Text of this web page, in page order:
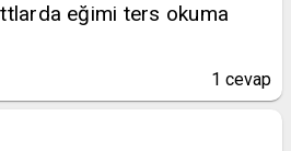
eğimi ters okuma
1 cevap